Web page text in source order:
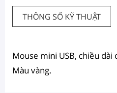
THÔNG SỐ KỸ THUẬT
Mouse mini USB, chiều dài
Màu vàng.